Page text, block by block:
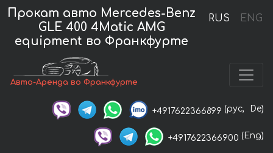
RUS ENG
Прокат авто Mercedes-Benz
GLE 400 4Matic AMG
equipment во Франкфурте
Авто-Аренда во Франкфурте
+4917622366899 (рус, De)
+4917622366900 (Eng)